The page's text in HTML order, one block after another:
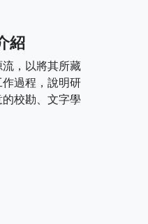
紹
，以將其所藏
過程，說明研
校勘、文字學